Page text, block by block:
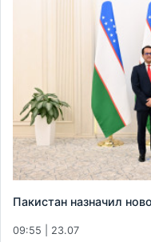
Пакистан назначил
09:55 | 23.07